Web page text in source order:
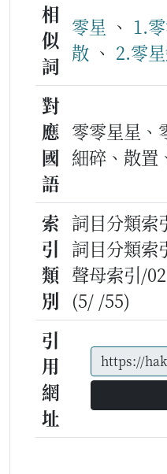
相
似
詞
零星 、 1.
散 、 2.零
對
應
國
語
零零星星、
細碎、散置
索
引
類
別
詞目分類索
詞目分類索
聲母索引/
(5/ /55)
引
用
網
址